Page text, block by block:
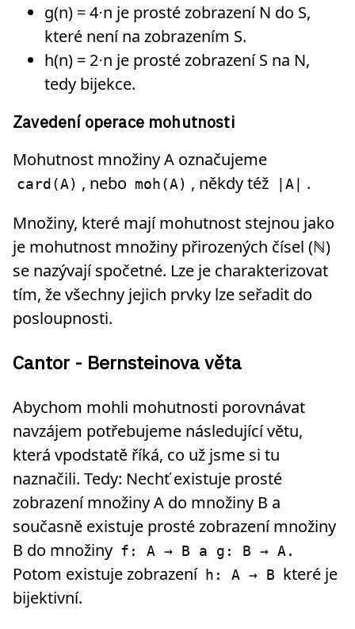
g(n) = 4⋅n je prosté zobrazení N do S,
které není na zobrazením S.
h(n) = 2⋅n je prosté zobrazení S na N,
tedy bijekce.
Zavedení operace mohutnosti
Mohutnost množiny A označujeme
card(A) , nebo moh(A) , někdy též |A|
.
Množiny, které mají mohutnost stejnou jako
je mohutnost množiny přirozených čísel (ℕ)
se nazývají spočetné. Lze je charakterizovat
tím, že všechny jejich prvky lze seřadit do
posloupnosti.
Cantor - Bernsteinova věta
Abychom mohli mohutnosti porovnávat
navzájem potřebujeme následující větu,
která vpodstatě říká, co už jsme si tu
naznačili. Tedy: Nechť existuje prosté
zobrazení množiny A do množiny B a
současně existuje prosté zobrazení množiny
B do množiny f: A → B a g: B → A.
Potom existuje zobrazení h: A → B které je
bijektivní.